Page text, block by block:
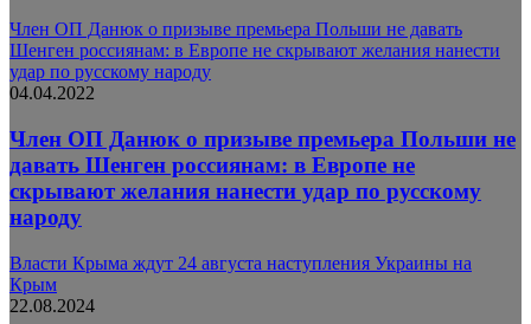
Член ОП Данюк о призыве премьера Польши не давать
Шенген россиянам: в Европе не скрывают желания нанести
удар по русскому народу
04.04.2022
Член ОП Данюк о призыве премьера Польши не
давать Шенген россиянам: в Европе не
скрывают желания нанести удар по русскому
народу
Власти Крыма ждут 24 августа наступления Украины на
Крым
22.08.2024